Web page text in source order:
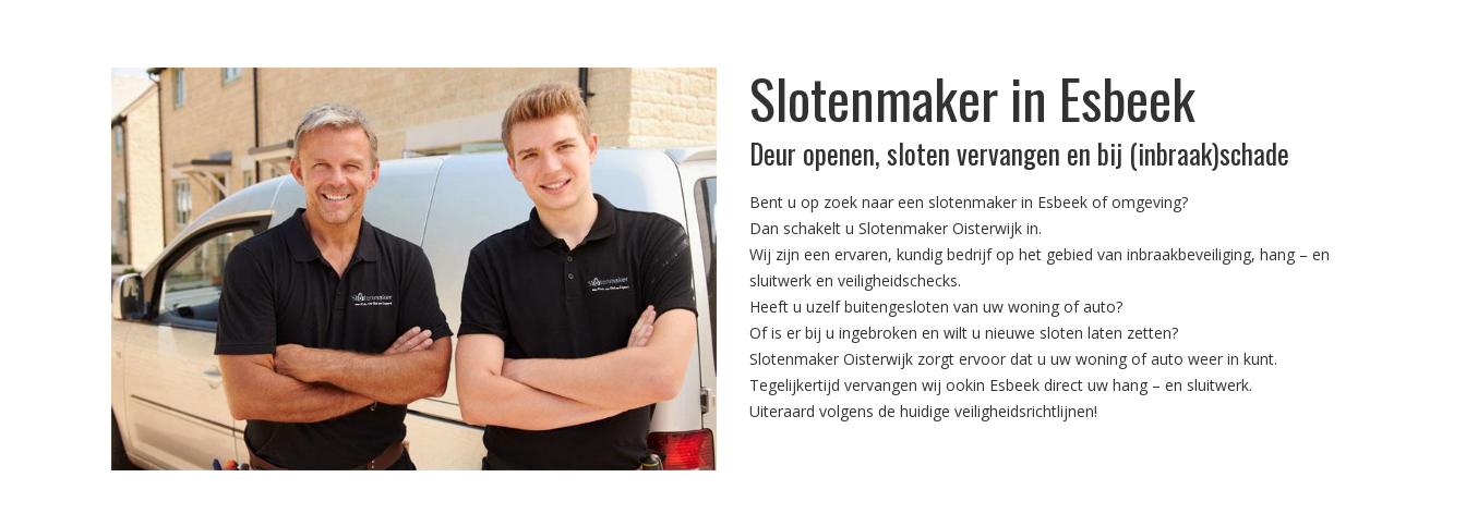
Slotenmaker in Esbeek
Deur openen, sloten vervangen en bij (inbraak)schade
Bent u op zoek naar een slotenmaker in Esbeek of omgeving?
Dan schakelt u Slotenmaker Oisterwijk in.
Wij zijn een ervaren, kundig bedrijf op het gebied van inbraakbeveiliging, hang – en
sluitwerk en veiligheidschecks.
Heeft u uzelf buitengesloten van uw woning of auto?
Of is er bij u ingebroken en wilt u nieuwe sloten laten zetten?
Slotenmaker Oisterwijk zorgt ervoor dat u uw woning of auto weer in kunt.
Tegelijkertijd vervangen wij ookin Esbeek direct uw hang – en sluitwerk.
Uiteraard volgens de huidige veiligheidsrichtlijnen!